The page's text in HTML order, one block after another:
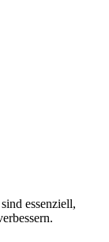
essenziell,